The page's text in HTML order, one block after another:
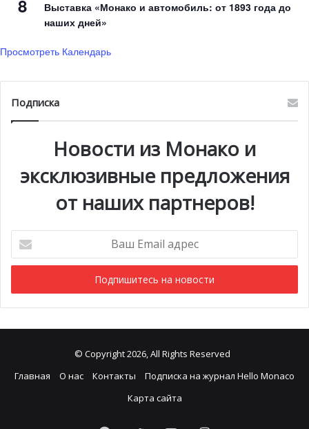
8
Выставка «Монако и автомобиль: от 1893 года до
наших дней»
Просмотреть Календарь
Подписка
Новости из Монако и
эксклюзивные предложения
от наших партнеров!
Email
адрес
© Copyright 2026, All Rights Reserved
Главная
О нас Контакты
Подписка на журнал Hello Monaco
Карта сайта